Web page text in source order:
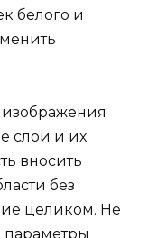
белого и
слои и их
вносить
без
целиком. Не
параметры